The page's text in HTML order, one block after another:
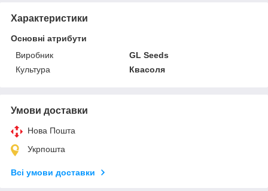
Характеристики
Основні атрибути
Виробник
GL Seeds
Культура
Квасоля
Умови доставки
Нова Пошта
Укрпошта
Всі умови доставки